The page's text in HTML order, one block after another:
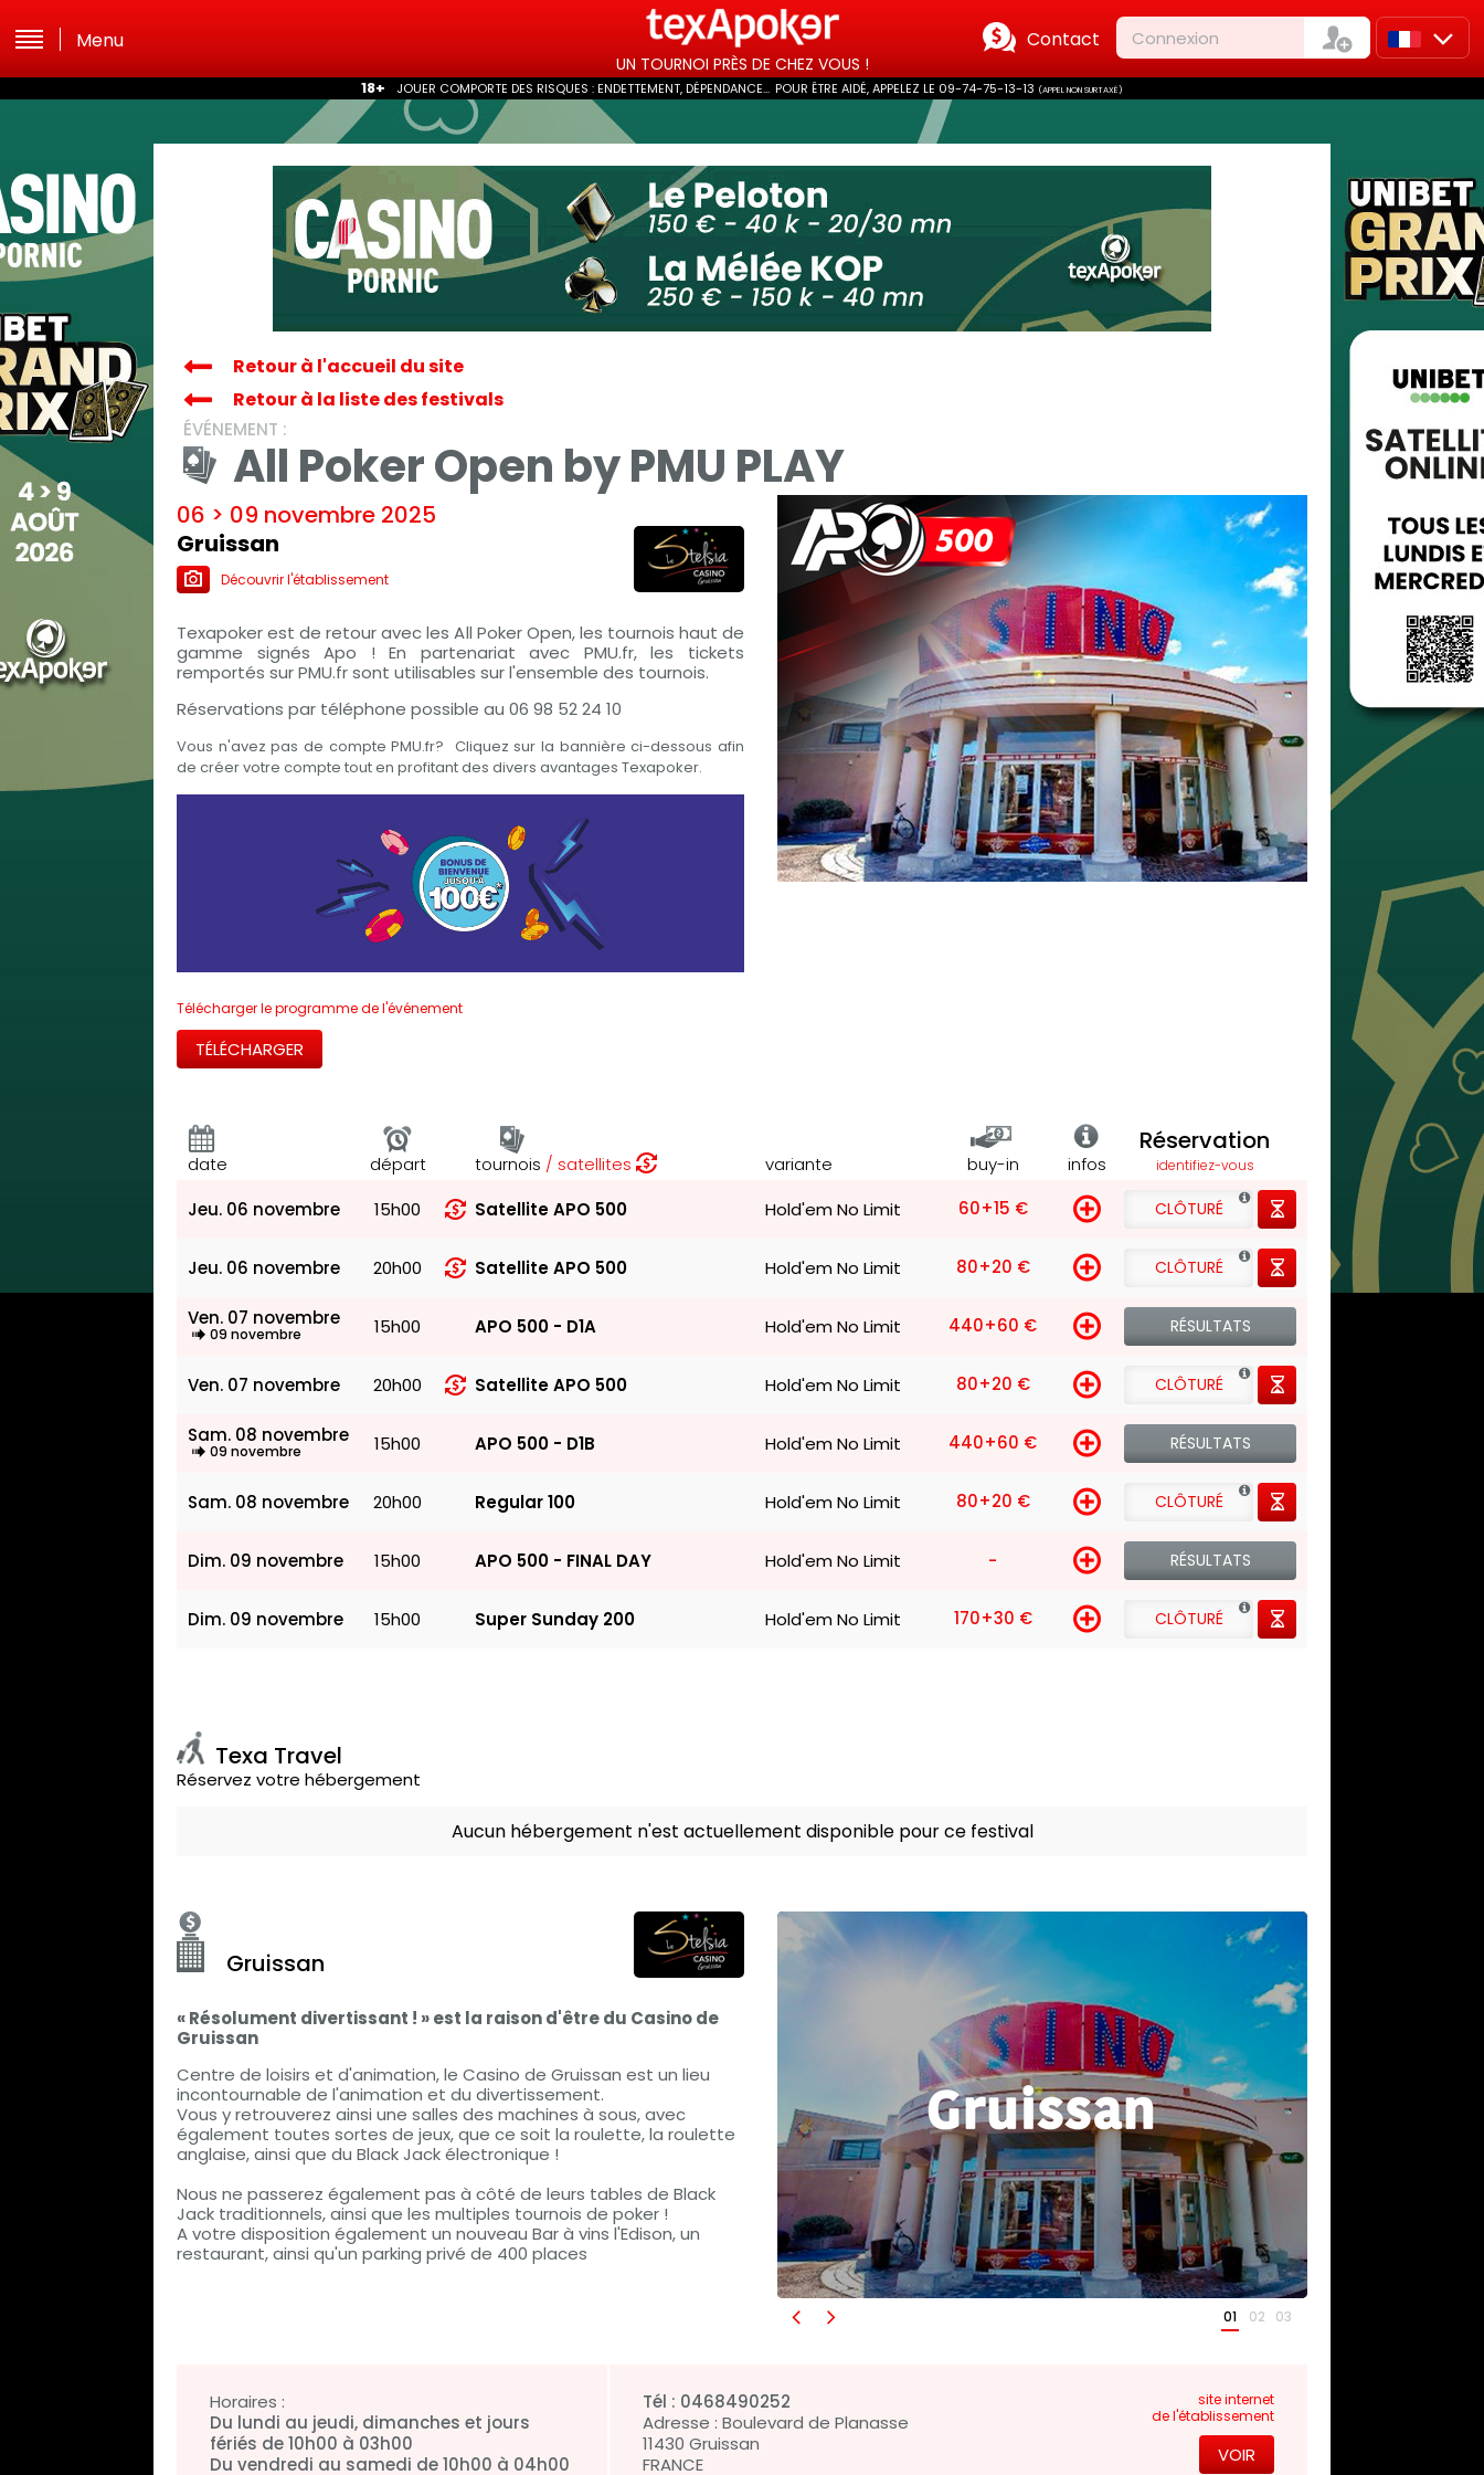
18+ JOUER COMPORTE DES RISQUES : ENDETTEMENT, DÉPENDANCE... POUR ÊTRE AIDÉ, APPELEZ LE 09-74-75-13-13 (APPEL NON SURTAXÉ)
UN TOURNOI PRÈS DE CHEZ VOUS !
Contact
Connexion
FR
ES
Menu
Retour à l'accueil du site
Retour à la liste des festivals
ÉVÉNEMENT :
All Poker Open by PMU PLAY
06 > 09 novembre 2025
Gruissan
Découvrir l'établissement
Texapoker est de retour avec les All Poker Open, les tournois haut de
gamme signés Apo ! En partenariat avec PMU.fr, les tickets
remportés sur PMU.fr sont utilisables sur l'ensemble des tournois.
Réservations par téléphone possible au 06 98 52 24 10
Vous n'avez pas de compte PMU.fr? Cliquez sur la bannière ci-dessous afin
de créer votre compte tout en profitant des divers avantages Texapoker.
Télécharger le programme de l'événement
TÉLÉCHARGER
date départ tournois satellites variante buy-in infos
Réservation
identifiez-vous
Jeu. 06 novembre 15h00 Satellite APO 500 Hold'em No Limit 60+15 € CLÔTURÉ
Jeu. 06 novembre 20h00 Satellite APO 500 Hold'em No Limit 80+20 € CLÔTURÉ
Ven. 07 novembre
09 novembre 15h00 APO 500 - D1A Hold'em No Limit 440+60 € RÉSULTATS
Ven. 07 novembre 20h00 Satellite APO 500 Hold'em No Limit 80+20 € CLÔTURÉ
Sam. 08 novembre
09 novembre 15h00 APO 500 - D1B Hold'em No Limit 440+60 € RÉSULTATS
Sam. 08 novembre 20h00 Regular 100 Hold'em No Limit 80+20 € CLÔTURÉ
Dim. 09 novembre 15h00 APO 500 - FINAL DAY Hold'em No Limit - RÉSULTATS
Dim. 09 novembre 15h00 Super Sunday 200 Hold'em No Limit 170+30 € CLÔTURÉ
Texa Travel
Réservez votre hébergement
Aucun hébergement n'est actuellement disponible pour ce festival
Gruissan
« Résolument divertissant ! » est la raison d'être du Casino de
Gruissan
Centre de loisirs et d'animation, le Casino de Gruissan est un lieu
incontournable de l'animation et du divertissement.
Vous y retrouverez ainsi une salles des machines à sous, avec
également toutes sortes de jeux, que ce soit la roulette, la roulette
anglaise, ainsi que du Black Jack électronique !
Nous ne passerez également pas à côté de leurs tables de Black
Jack traditionnels, ainsi que les multiples tournois de poker !
A votre disposition également un nouveau Bar à vins l'Edison, un
restaurant, ainsi qu'un parking privé de 400 places
01 02 03
Horaires :
Du lundi au jeudi, dimanches et jours
fériés de 10h00 à 03h00
Du vendredi au samedi de 10h00 à 04h00
Tél : 0468490252
Adresse : Boulevard de Planasse
11430 Gruissan
FRANCE
site internet
de l'établissement
VOIR